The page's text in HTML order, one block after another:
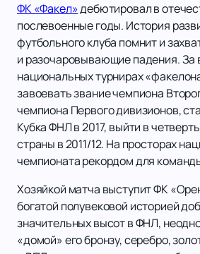
ФК «Факел»дебютировал в
послевоенные годы. История
футбольного клуба помнит и
и разочаровывающие падения. За
национальных турнирах
завоевать звание чемпиона
чемпиона Первого дивизионов,
Кубка ФНЛ в 2017, выйти в
страны в 2011/12. На просторах
чемпионата рекордом для
Хозяйкой матча выступит ФК
богатой полувековой историей
значительных высот в ФНЛ,
«домой» его бронзу, серебро,